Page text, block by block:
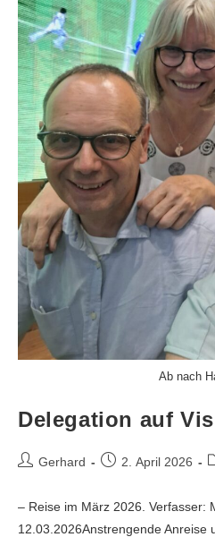
Ab nach
Delegation auf
Gerhard 2. April 2026
– Reise im März 2026. Verfasser:
12.03.2026Anstrengende Anreise